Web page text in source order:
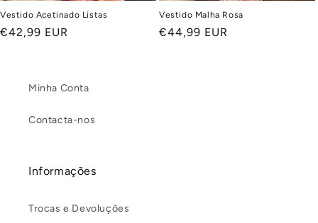
Vestido Acetinado Listas
Preço
€42,99 EUR
Vestido Malha Rosa
Preço
€44,99 EUR
Minha Conta
Contacta-nos
Informações
Trocas e Devoluções